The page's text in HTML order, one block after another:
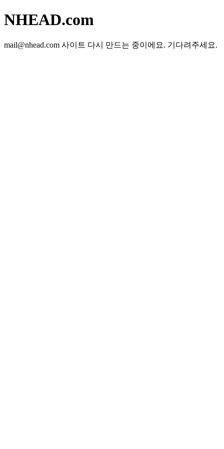
NHEAD.com
mail@nhead.com 사이트 다시 만드는 중이에요. 기다려주세요.